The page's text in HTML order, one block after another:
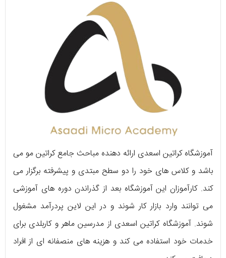
آموزشگاه کراتین اسعدی ارائه دهنده مباحث جامع کراتین مو می
باشد و کلاس های خود را دو سطح مبتدی و پیشرفته برگزار می
کند. کارآموزان این آموزشگاه بعد از گذراندن دوره های آموزشی
می توانند وارد بازار کار شوند و در این لاین پردرآمد مشغول
شوند. آموزشگاه کراتین اسعدی از مدرسین ماهر و کاربلدی برای
خدمات خود استفاده می کند و هزینه های منصفانه ای از افراد